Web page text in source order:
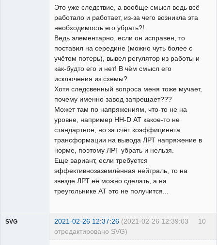
Это уже следствие, а вообще смысл ведь всё
работало и работает, из-за чего возникла эта
необходимость его убрать?!
Ведь элементарно, если он исправен, то
поставил на середине (можно чуть более с
учётом потерь), вывел регулятор из работы и
как-будто его и нет! В чём смысл его
исключения из схемы?
Хотя следсвенный вопроса меня тоже мучает,
почему именно завод запрещает???
Может там по напряжениям, что-то не на
уровне, например НН-D АТ какое-то не
стандартное, но за счёт коэффициента
трансформации на вывода ЛРТ напряжение в
норме, поэтому ЛРТ убрать и нельзя.
Еще вариант, если требуется
эффективнозаземлённая нейтраль, то на
звезде ЛРТ её можно сделать, а на
треугольнике АТ это не получится...
10
SVG 2021-02-26 12:37:26 (2021-02-26 12:39:03
отредактировано SVG)